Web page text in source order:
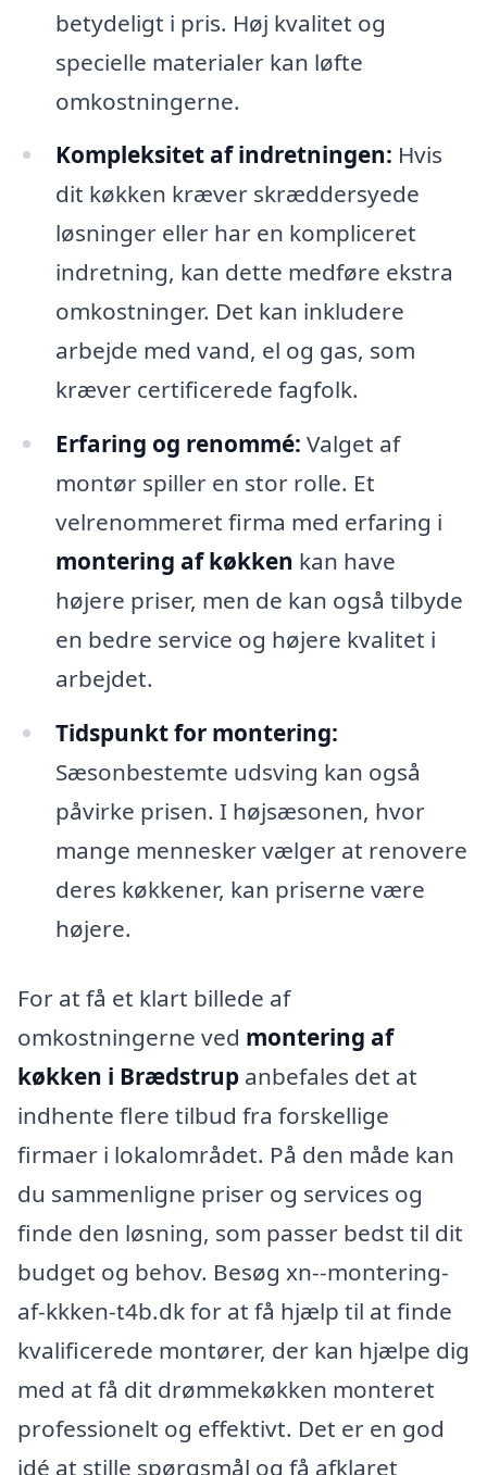
betydeligt i pris. Høj kvalitet og
specielle materialer kan løfte
omkostningerne.
Kompleksitet af indretningen: Hvis
dit køkken kræver skræddersyede
løsninger eller har en kompliceret
indretning, kan dette medføre ekstra
omkostninger. Det kan inkludere
arbejde med vand, el og gas, som
kræver certificerede fagfolk.
Erfaring og renommé: Valget af
montør spiller en stor rolle. Et
velrenommeret firma med erfaring i
montering af køkken kan have
højere priser, men de kan også tilbyde
en bedre service og højere kvalitet i
arbejdet.
Tidspunkt for montering:
Sæsonbestemte udsving kan også
påvirke prisen. I højsæsonen, hvor
mange mennesker vælger at renovere
deres køkkener, kan priserne være
højere.
For at få et klart billede af
omkostningerne ved montering af
køkken i Brædstrup anbefales det at
indhente flere tilbud fra forskellige
firmaer i lokalområdet. På den måde kan
du sammenligne priser og services og
finde den løsning, som passer bedst til dit
budget og behov. Besøg xn--montering-
af-kkken-t4b.dk for at få hjælp til at finde
kvalificerede montører, der kan hjælpe dig
med at få dit drømmekøkken monteret
professionelt og effektivt. Det er en god
idé at stille spørgsmål og få afklaret